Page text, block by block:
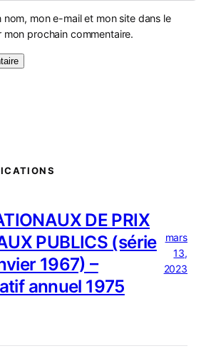
nom, mon e-mail et mon site dans le
mon prochain commentaire.
DE PRIX
PUBLICS (série
1967) –
annuel 1975
mars
13,
2023